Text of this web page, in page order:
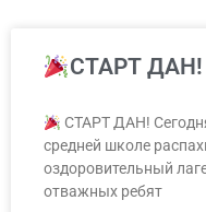
СТАРТ ДАН!
СТАРТ ДАН!
средней школе
оздоровительный
отважных ребят